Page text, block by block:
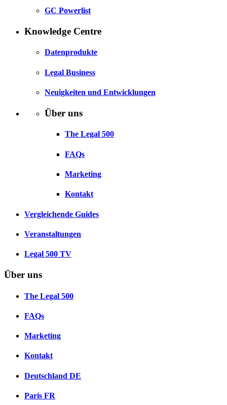
GC Powerlist
Knowledge Centre
Datenprodukte
Legal Business
Neuigkeiten und Entwicklungen
Über uns
The Legal 500
FAQs
Marketing
Kontakt
Vergleichende Guides
Veranstaltungen
Legal 500 TV
Über uns
The Legal 500
FAQs
Marketing
Kontakt
Deutschland DE
Paris FR